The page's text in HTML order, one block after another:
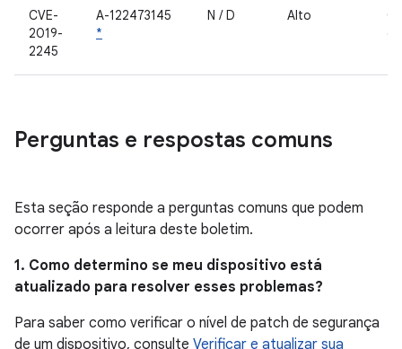
CVE-
2019-
2245
A-122473145
*
N / D Alto
Perguntas e respostas comuns
Esta seção responde a perguntas comuns que podem
ocorrer após a leitura deste boletim.
1. Como determino se meu dispositivo está
atualizado para resolver esses problemas?
Para saber como verificar o nível de patch de segurança
de um dispositivo, consulte Verificar e atualizar sua